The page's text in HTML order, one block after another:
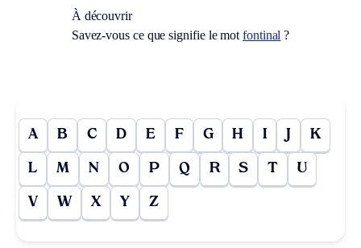
À découvrir
Savez-vous ce que signifie le motfontinal ?
A B C D E F G H I J K
L M N O P Q R S T U
V W X Y Z